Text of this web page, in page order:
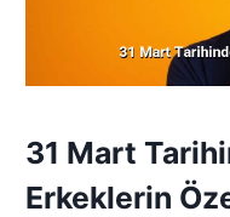
31 Mart
Erkeklerin